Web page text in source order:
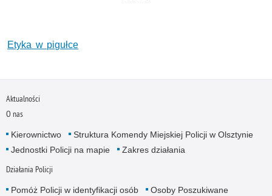
Etyka w pigułce
Aktualności
O nas
Kierownictwo
Struktura Komendy Miejskiej Policji w Olsztynie
Jednostki Policji na mapie
Zakres działania
Działania Policji
Pomóż Policji w identyfikacji osób
Osoby Poszukiwane